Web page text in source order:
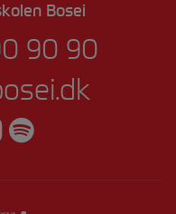
Bosei
90 90